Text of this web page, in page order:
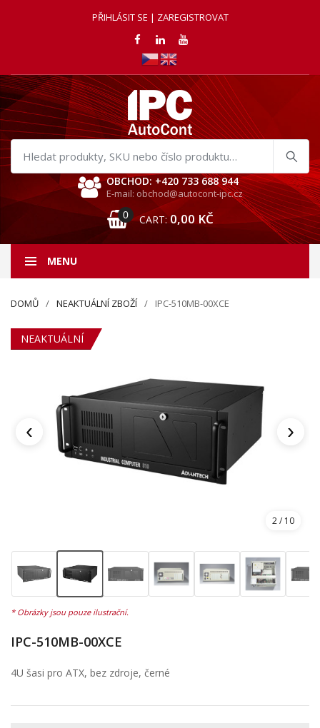
PŘIHLÁSIT SE | ZAREGISTROVAT
Hledat
produkty
OBCHOD: +420 733 688 944
E-mail: obchod@autocont-ipc.cz
0 CART: 0,00 KČ
MENU
DOMŮ NEAKTUÁLNÍ ZBOŽÍ IPC-510MB-00XCE
NEAKTUÁLNÍ
‹ ›
2/ 10
IPC-510MB-00XCE
4U šasi pro ATX, bez zdroje, černé